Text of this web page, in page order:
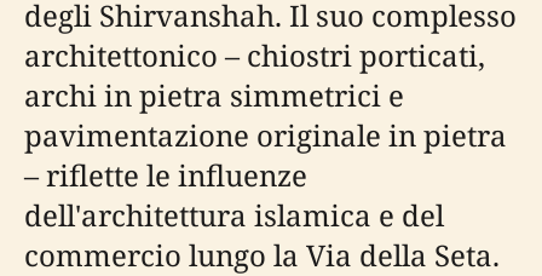
degli Shirvanshah. Il suo complesso
architettonico – chiostri porticati,
archi in pietra simmetrici e
pavimentazione originale in pietra
– riflette le influenze
dell'architettura islamica e del
commercio lungo la Via della Seta.